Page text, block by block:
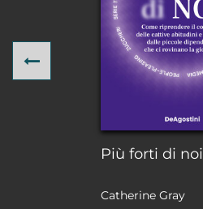
Più forti di noi
Catherine Gray
Previous